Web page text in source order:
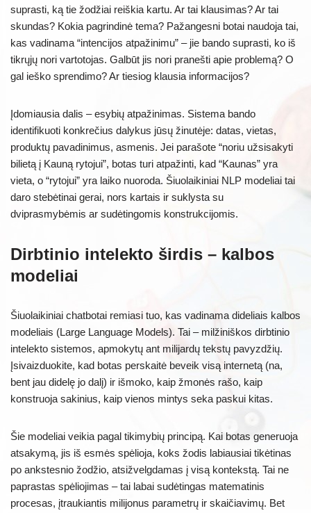
suprasti, ką tie žodžiai reiškia kartu. Ar tai klausimas? Ar tai
skundas? Kokia pagrindinė tema? Pažangesni botai naudoja tai,
kas vadinama “intencijos atpažinimu” – jie bando suprasti, ko iš
tikrųjų nori vartotojas. Galbūt jis nori pranešti apie problemą? O
gal ieško sprendimo? Ar tiesiog klausia informacijos?
Įdomiausia dalis – esybių atpažinimas. Sistema bando
identifikuoti konkrečius dalykus jūsų žinutėje: datas, vietas,
produktų pavadinimus, asmenis. Jei parašote “noriu užsisakyti
bilietą į Kauną rytojui”, botas turi atpažinti, kad “Kaunas” yra
vieta, o “rytojui” yra laiko nuoroda. Šiuolaikiniai NLP modeliai tai
daro stebėtinai gerai, nors kartais ir suklysta su
dviprasmybėmis ar sudėtingomis konstrukcijomis.
Dirbtinio intelekto širdis – kalbos
modeliai
Šiuolaikiniai chatbotai remiasi tuo, kas vadinama dideliais kalbos
modeliais (Large Language Models). Tai – milžiniškos dirbtinio
intelekto sistemos, apmokytų ant milijardų tekstų pavyzdžių.
Įsivaizduokite, kad botas perskaitė beveik visą internetą (na,
bent jau didelę jo dalį) ir išmoko, kaip žmonės rašo, kaip
konstruoja sakinius, kaip vienos mintys seka paskui kitas.
Šie modeliai veikia pagal tikimybių principą. Kai botas generuoja
atsakymą, jis iš esmės spėlioja, koks žodis labiausiai tikėtinas
po ankstesnio žodžio, atsižvelgdamas į visą kontekstą. Tai ne
paprastas spėliojimas – tai labai sudėtingas matematinis
procesas, įtraukiantis milijonus parametrų ir skaičiavimų. Bet